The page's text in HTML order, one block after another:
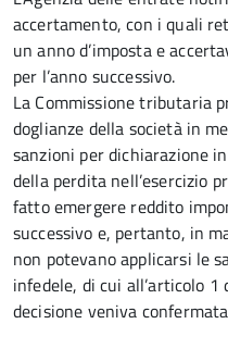
accertamento, con i quali
un anno d’imposta e
per l’anno successivo.
La Commissione tributaria
doglianze della società in
sanzioni per dichiarazione
della perdita nell’esercizio
fatto emergere reddito
successivo e, pertanto, in
non potevano applicarsi le
infedele, di cui all’articolo
decisione veniva